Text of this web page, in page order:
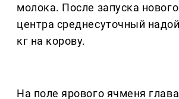
молока. После запуска
центра среднесуточный
кг на корову.
На поле ярового ячменя